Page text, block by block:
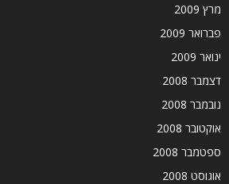
מרץ 2009
פברואר 2009
ינואר 2009
דצמבר 2008
נובמבר 2008
אוקטובר 2008
ספטמבר 2008
אוגוסט 2008